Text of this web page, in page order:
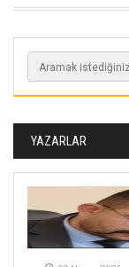
YAZARLAR